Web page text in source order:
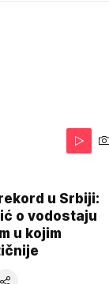
u Srbiji:
o vodostaju
u kojim